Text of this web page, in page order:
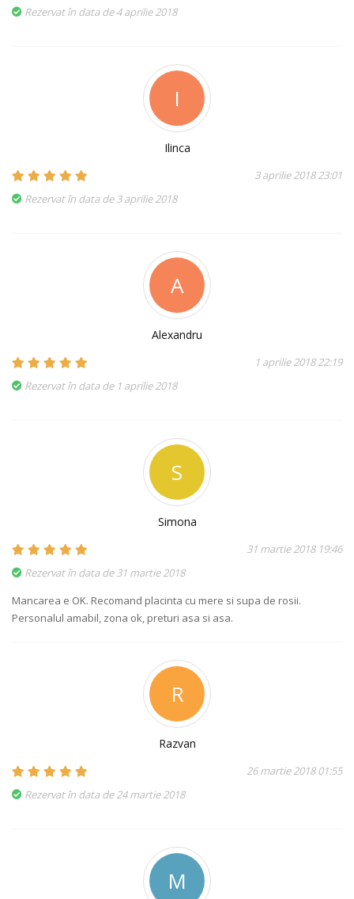
Rezervat în data de 4 aprilie 2018
I
Ilinca
3 aprilie 2018 23:01
Rezervat în data de 3 aprilie 2018
A
Alexandru
1 aprilie 2018 22:19
Rezervat în data de 1 aprilie 2018
S
Simona
31 martie 2018 19:46
Rezervat în data de 31 martie 2018
Mancarea e OK. Recomand placinta cu mere si supa de rosii.
Personalul amabil, zona ok, preturi asa si asa.
R
Razvan
26 martie 2018 01:55
Rezervat în data de 24 martie 2018
M